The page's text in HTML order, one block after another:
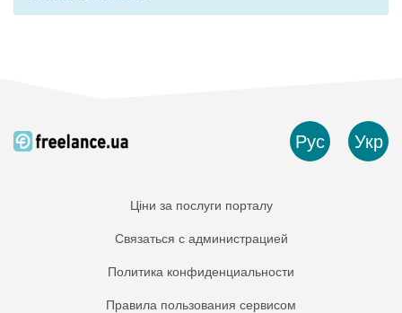
Рус Укр
Ціни за послуги порталу
Связаться с администрацией
Политика конфиденциальности
Правила пользования сервисом